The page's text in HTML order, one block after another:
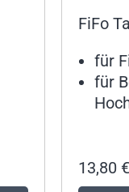
FiFo
für
für
13,80 €